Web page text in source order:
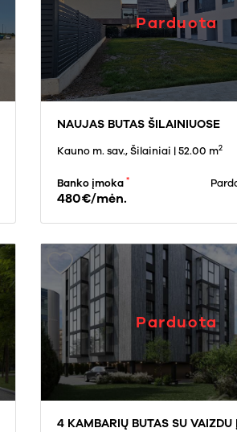
Parduota
NAUJAS BUTAS ŠILAINIUOSE
Kauno m. sav., Šilainiai | 52.00 m2
Banko įmoka *
480€/mėn.
Parduota
4 KAMBARIŲ BUTAS SU VAIZDU